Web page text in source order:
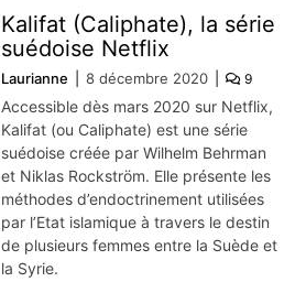
Kalifat (Caliphate), la série
suédoise Netflix
Laurianne 8 décembre 2020 9
Accessible dès mars 2020 sur Netflix,
Kalifat (ou Caliphate) est une série
suédoise créée par Wilhelm Behrman
et Niklas Rockström. Elle présente les
méthodes d’endoctrinement utilisées
par l’Etat islamique à travers le destin
de plusieurs femmes entre la Suède et
la Syrie.